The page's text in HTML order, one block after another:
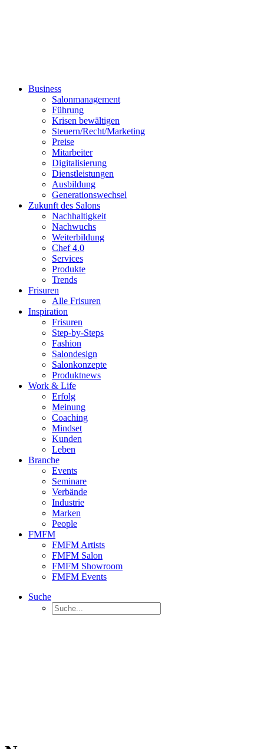
Business
Salonmanagement
Führung
Krisen bewältigen
Steuern/Recht/Marketing
Preise
Mitarbeiter
Digitalisierung
Dienstleistungen
Ausbildung
Generationswechsel
Zukunft des Salons
Nachhaltigkeit
Nachwuchs
Weiterbildung
Chef 4.0
Services
Produkte
Trends
Frisuren
Alle Frisuren
Inspiration
Frisuren
Step-by-Steps
Fashion
Salondesign
Salonkonzepte
Produktnews
Work & Life
Erfolg
Meinung
Coaching
Mindset
Kunden
Leben
Branche
Events
Seminare
Verbände
Industrie
Marken
People
FMFM
FMFM Artists
FMFM Salon
FMFM Showroom
FMFM Events
Suche